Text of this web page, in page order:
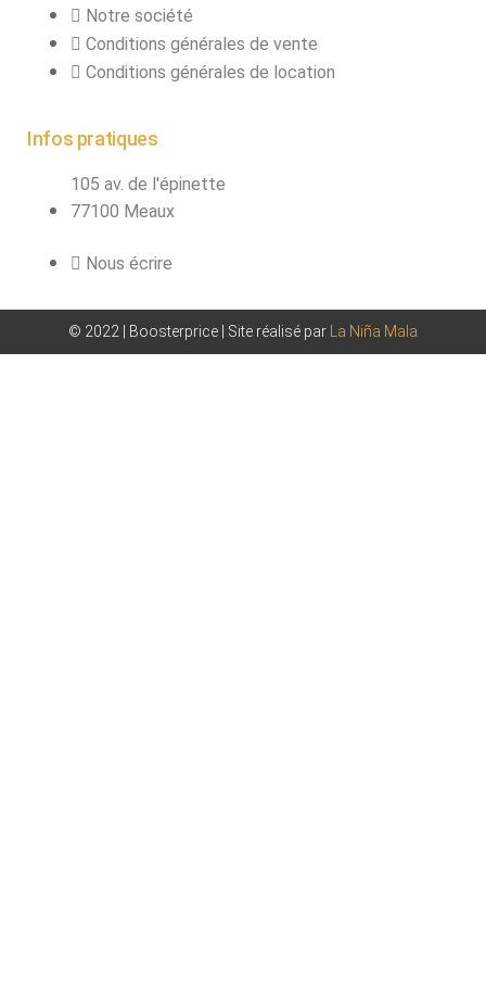
Notre société
Conditions générales de vente
Conditions générales de location
Infos pratiques
105 av. de l'épinette
77100 Meaux
Nous écrire
© 2022 | Boosterprice | Site réalisé par La Niña Mala